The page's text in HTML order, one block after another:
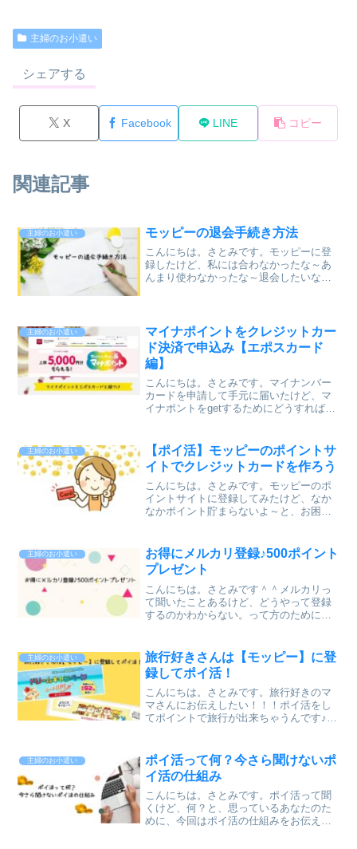
主婦のお小遣い
シェアする
X Facebook LINE コピー
関連記事
主婦のお小遣い モッピーの退会手続き方法
こんにちは。さとみです。モッピーに登
録したけど、私には合わなかったな～あ
んまり使わなかったな～退会したいな。
名前の右にある【メニュー...
主婦のお小遣い
マイナポイントをクレジットカー
ド決済で申込み【エポスカード
編】
こんにちは。さとみです。マイナンバー
カードを申請して手元に届いたけど、マ
イナポントをgetするためにどうすればい
いのカードを紐づけする方法をお伝えさ
せていただきます。...
主婦のお小遣い
【ポイ活】モッピーのポイントサ
イトでクレジットカードを作ろう
こんにちは。さとみです。モッピーのポ
イントサイトに登録してみたけど、なか
なかポイント貯まらないよ～と、お困り
いときは案件をやってみましょ～♪おすす
めはクレジットカードの...
主婦のお小遣い
お得にメルカリ登録♪500ポイント
プレゼント
こんにちは。さとみです＾＾メルカリっ
て聞いたことあるけど、どうやって登録
するのかわからない。って方のために、
ら、あなたにも私にも500ポイント入っち
ゃいます♪招待コード...
主婦のお小遣い
旅行好きさんは【モッピー】に登
録してポイ活！
こんにちは。さとみです。旅行好きのマ
マさんにお伝えしたい！！！ポイ活をし
てポイントで旅行が出来ちゃうんです♪そ
録をおすすめします♪モッピーがおすすめ
の訳モッピーのポイン...
主婦のお小遣い
ポイ活って何？今さら聞けないポ
イ活の仕組み
こんにちは。さとみです。ポイ活って聞
くけど、何？と、思っているあなたのた
めに、今回はポイ活の仕組みをお伝えし